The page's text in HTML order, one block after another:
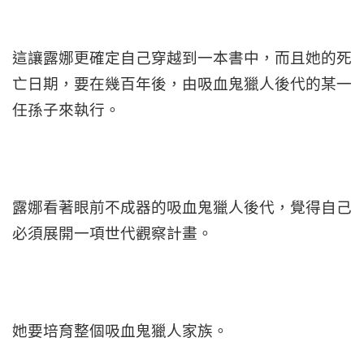
這讓露娜更確定自己穿越到一本書中，而且她的死
亡日期，要在幾百年後，由吸血鬼獵人後代的某一
任孫子來執行。
露娜看著眼前不成器的吸血鬼獵人後代，覺得自己
必須展開一項世代觀察計畫。
她要培育整個吸血鬼獵人家族。